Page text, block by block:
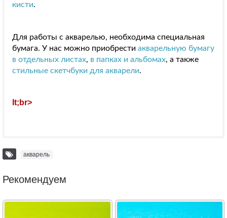
кисти.
Для работы с акварелью, необходима специальная
бумага. У нас можно приобрести акварельную бумагу
в отдельных листах, в папках и альбомах, а также
стильные скетчбуки для акварели.
lt;br>
акварель
Рекомендуем